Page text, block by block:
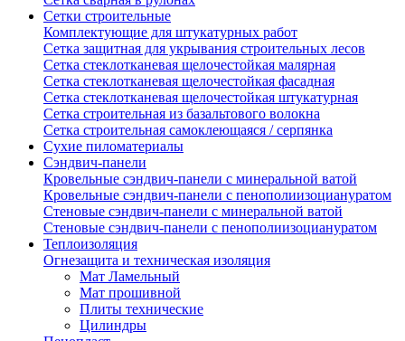
Сетки строительные
Комплектующие для штукатурных работ
Сетка защитная для укрывания строительных лесов
Сетка стеклотканевая щелочестойкая малярная
Сетка стеклотканевая щелочестойкая фасадная
Сетка стеклотканевая щелочестойкая штукатурная
Сетка строительная из базальтового волокна
Сетка строительная самоклеющаяся / серпянка
Сухие пиломатериалы
Сэндвич-панели
Кровельные сэндвич-панели с минеральной ватой
Кровельные сэндвич-панели с пенополиизоциануратом
Стеновые сэндвич-панели с минеральной ватой
Стеновые сэндвич-панели с пенополиизоциануратом
Теплоизоляция
Огнезащита и техническая изоляция
Мат Ламельный
Мат прошивной
Плиты технические
Цилиндры